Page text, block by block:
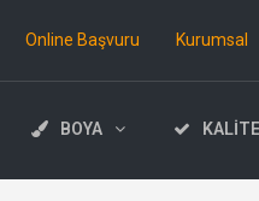
Online Başvuru Kurumsal
BOYA KALITE